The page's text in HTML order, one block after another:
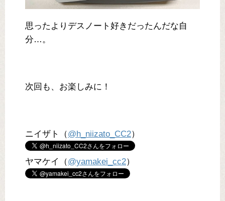
思ったよりデスノート好きだったんだな自
分…。
次回も、お楽しみに！
ニイザト（@h_niizato_CC2）
ヤマケイ（@yamakei_cc2）